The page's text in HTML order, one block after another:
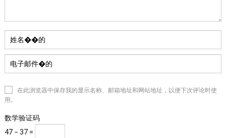
在此浏览器中保存我的显示名称、邮箱地址和网站地址，以便下次评论时使
用。
数学验证码
47 − 37 =